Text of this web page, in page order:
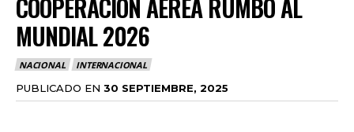
COOPERACIÓN AÉREA RUMBO AL
MUNDIAL 2026
NACIONAL INTERNACIONAL
PUBLICADO EN 30 SEPTIEMBRE, 2025